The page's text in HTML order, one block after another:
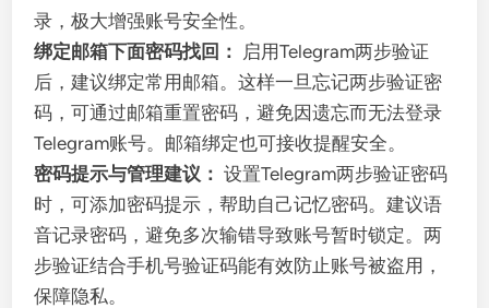
录，极大增强账号安全性。
绑定邮箱下面密码找回：
启用Telegram两步验证
后，建议绑定常用邮箱。这样一旦忘记两步验证密
码，可通过邮箱重置密码，避免因遗忘而无法登录
Telegram账号。邮箱绑定也可接收提醒安全。
密码提示与管理建议： 设置Telegram两步验证密码
时，可添加密码提示，帮助自己记忆密码。建议语
音记录密码，避免多次输错导致账号暂时锁定。两
步验证结合手机号验证码能有效防止账号被盗用，
保障隐私。